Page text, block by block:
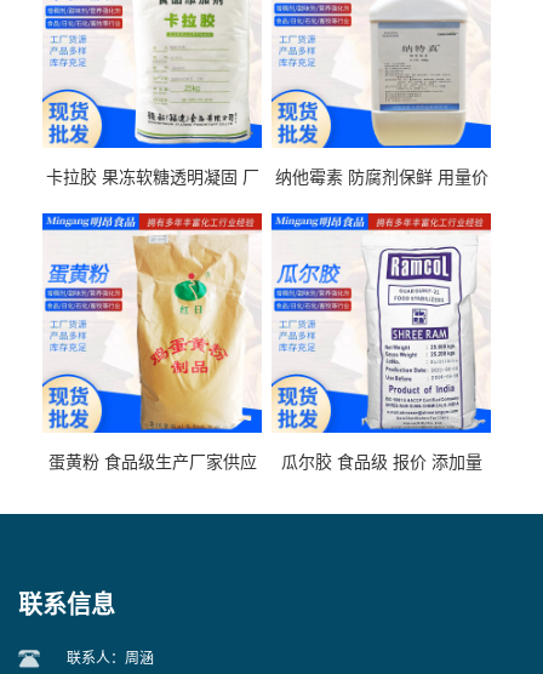
卡拉胶 果冻软糖透明凝固 厂
纳他霉素 防腐剂保鲜 用量价
蛋黄粉 食品级生产厂家供应 瓜尔胶 食品级 报价 添加量
联系信息
联系人：周涵